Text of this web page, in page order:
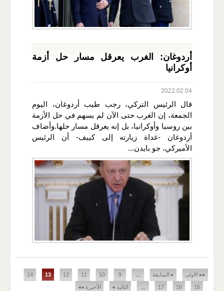
أردوغان: الغرب يعرقل مسار حل أزمة
أوكرانيا
2022.02.04
قال الرئيس التركي، رجب طيب أردوغان، اليوم
الجمعة، إن الغرب حتى الآن لم يسهم في حل الأزمة
بين روسيا وأوكرانيا، بل إنه يعرقل مسار حلها.وأضاف
أردوغان -غداة زيارته إلى كييف- أن الرئيس
الأميركي، جو بايدن...
الصفحات
▸▸ الأولى ▸ السابقة 9
10
11
12
13
14
15
16
17 التالية ◂ الأخيرة ◂◂